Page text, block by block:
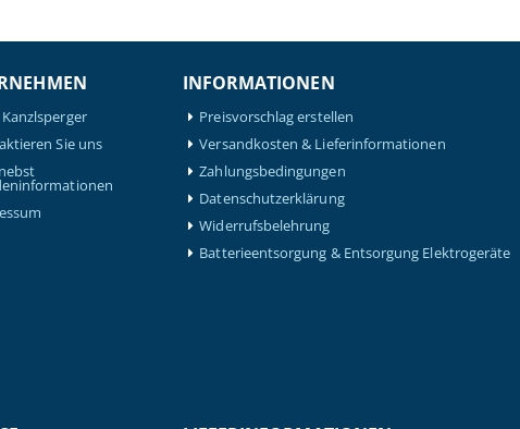
Sie uns
INFORMATIONEN
Preisvorschlag erstellen
Versandkosten & Lieferinformationen
Zahlungsbedingungen
Datenschutzerklärung
Widerrufsbelehrung
Batterieentsorgung & Entsorgung Elektrogeräte